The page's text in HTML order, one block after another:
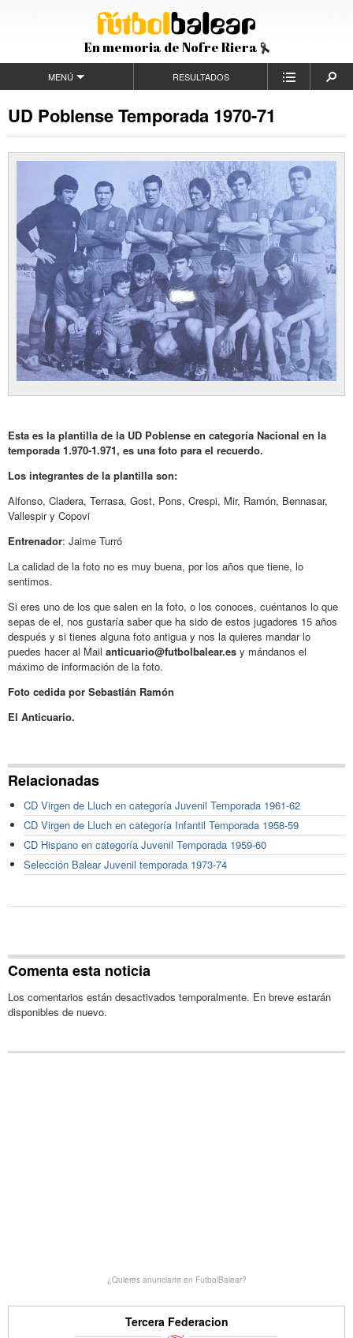
En memoria de Nofre Riera
MENÚ RESULTADOS
UD Poblense Temporada 1970-71
Esta es la plantilla de la UD Poblense en categoría Nacional en la
temporada 1.970-1.971, es una foto para el recuerdo.
Los integrantes de la plantilla son:
Alfonso, Cladera, Terrasa, Gost, Pons, Crespi, Mir, Ramón, Bennasar,
Vallespir y Copovi
Entrenador: Jaime Turró
La calidad de la foto no es muy buena, por los años que tiene, lo
sentimos.
Si eres uno de los que salen en la foto, o los conoces, cuéntanos lo que
sepas de el, nos gustaría saber que ha sido de estos jugadores 15 años
después y si tienes alguna foto antigua y nos la quieres mandar lo
puedes hacer al Mail anticuario@futbolbalear.es y mándanos el
máximo de información de la foto.
Foto cedida por Sebastián Ramón
El Anticuario.
Relacionadas
CD Virgen de Lluch en categoría Juvenil Temporada 1961-62
CD Virgen de Lluch en categoría Infantil Temporada 1958-59
CD Hispano en categoría Juvenil Temporada 1959-60
Selección Balear Juvenil temporada 1973-74
Comenta esta noticia
Los comentarios están desactivados temporalmente. En breve estarán
disponibles de nuevo.
¿Quieres anunciarte en FutbolBalear?
Tercera Federacion